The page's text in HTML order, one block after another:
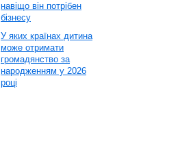
навіщо він потрібен
бізнесу
У яких країнах дитина
може отримати
громадянство за
народженням у 2026
році